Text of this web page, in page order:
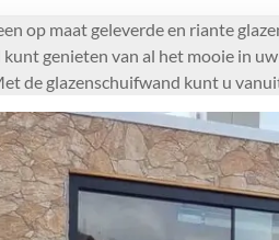
op maat geleverde en riante
genieten van al het mooie in
de glazenschuifwand kunt u